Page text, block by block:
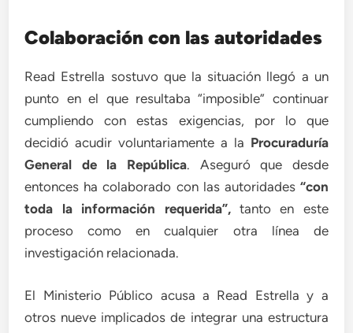
Colaboración con las autoridades
Read Estrella sostuvo que la situación llegó a un
punto en el que resultaba “imposible” continuar
cumpliendo con estas exigencias, por lo que
decidió acudir voluntariamente a la Procuraduría
General de la República. Aseguró que desde
entonces ha colaborado con las autoridades “con
toda la información requerida”,tanto en este
proceso como en cualquier otra línea de
investigación relacionada.
El Ministerio Público acusa a Read Estrella y a
otros nueve implicados de integrar una estructura